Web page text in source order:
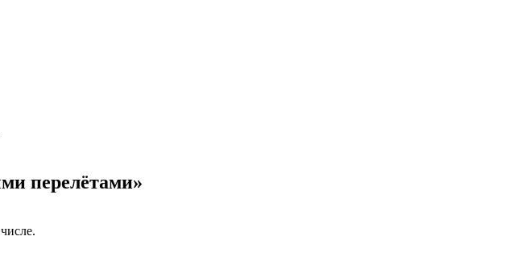
перелётами»